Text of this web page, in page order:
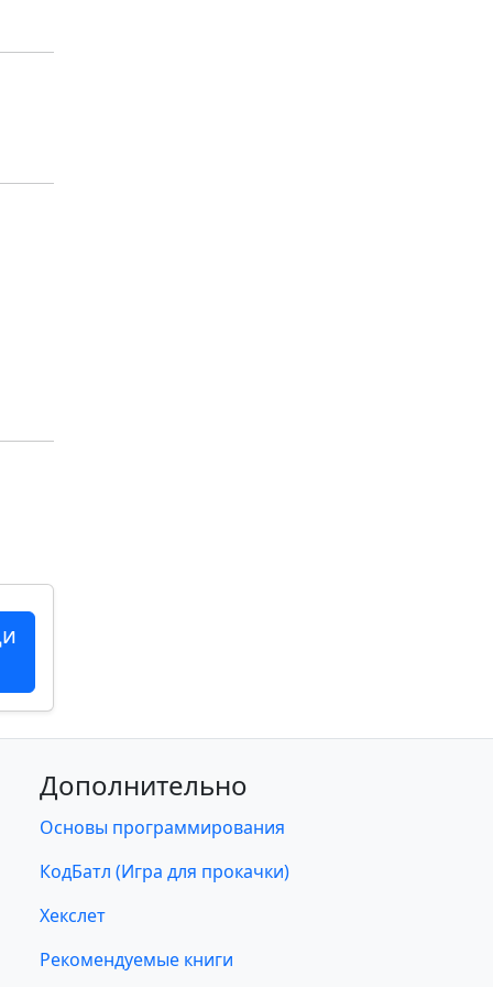
Дополнительно
Основы программирования
КодБатл (Игра для прокачки)
Хекслет
Рекомендуемые книги